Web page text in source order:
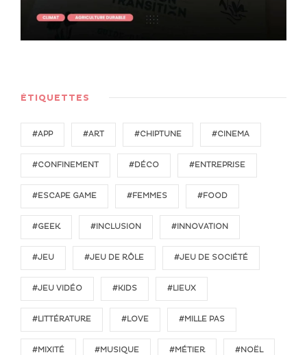
ÉTIQUETTES
#APP #ART #CHIPTUNE #CINEMA
#CONFINEMENT #DÉCO #ENTREPRISE
#ESCAPE GAME #FEMMES #FOOD
#GEEK #INCLUSION #INNOVATION
#JEU #JEU DE RÔLE #JEU DE SOCIÉTÉ
#JEU VIDÉO #KIDS #LIEUX
#LITTÉRATURE #LOVE #MILLE PAS
#MIXITÉ #MUSIQUE #MÉTIER #NOËL